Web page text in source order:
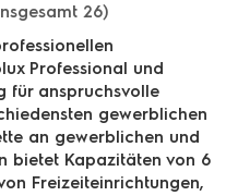
26)
Professional und
für anspruchsvolle
gewerblichen
an gewerblichen und
bietet Kapazitäten von 6
Freizeiteinrichtungen,